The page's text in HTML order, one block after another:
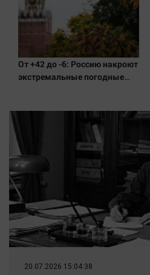
От +42 до -6: Россию накроют
экстремальные погодные
20.07.2026 15:04:38